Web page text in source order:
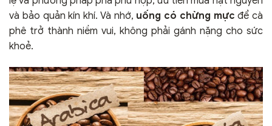
và bảo quản kín khí. Và nhớ, uống có chừng mực để cà
phê trở thành niềm vui, không phải gánh nặng cho sức
khoẻ.